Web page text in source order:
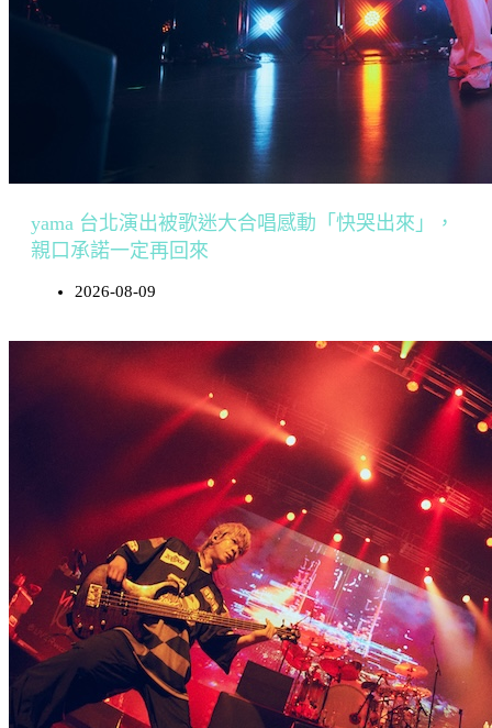
yama 台北演出被歌迷大合唱感動「快哭出來」，
親口承諾一定再回來
2026-08-09